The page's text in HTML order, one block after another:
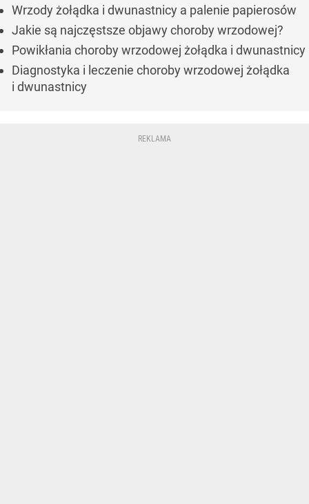
Wrzody żołądka i dwunastnicy a palenie papierosów
Jakie są najczęstsze objawy choroby wrzodowej?
Powikłania choroby wrzodowej żołądka i dwunastnicy
Diagnostyka i leczenie choroby wrzodowej żołądka
i dwunastnicy